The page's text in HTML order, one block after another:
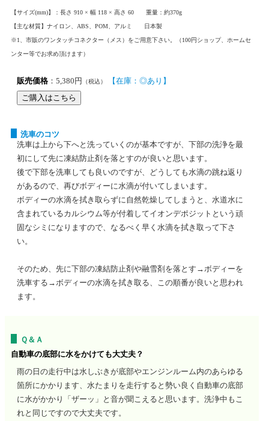
【サイズ(mm)】：長さ 910 × 幅 118 × 高さ 60 重量：約370g
【主な材質】ナイロン、ABS、POM、アルミ 日本製
※1、市販のワンタッチコネクター（メス）をご用意下さい。（100円ショップ、ホームセ
ンター等でお求め頂けます）
販売価格 ：5,380円 （税込） 【在庫：◎あり】
洗車のコツ
洗車は上から下へと洗っていくのが基本ですが、下部の洗浄を最
初にして先に凍結防止剤を落とすのが良いと思います。
後で下部を洗車しても良いのですが、どうしても水滴の跳ね返り
があるので、再びボディーに水滴が付いてしまいます。
ボディーの水滴を拭き取らずに自然乾燥してしまうと、水道水に
含まれているカルシウム等が付着してイオンデポジットという頑
固なシミになりますので、なるべく早く水滴を拭き取って下さ
い。
そのため、先に下部の凍結防止剤や融雪剤を落とす→ボディーを
洗車する→ボディーの水滴を拭き取る、この順番が良いと思われ
ます。
Ｑ＆Ａ
自動車の底部に水をかけても大丈夫？
雨の日の走行中は水しぶきが底部やエンジンルーム内のあらゆる
箇所にかかります、水たまりを走行すると勢い良く自動車の底部
に水がかかり「ザーッ」と音が聞こえると思います。洗浄中もこ
れと同じですので大丈夫です。